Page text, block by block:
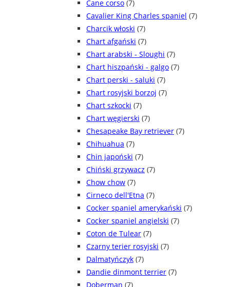
Cane corso (7)
Cavalier King Charles spaniel (7)
Charcik włoski (7)
Chart afgański (7)
Chart arabski - Sloughi (7)
Chart hiszpański - galgo (7)
Chart perski - saluki (7)
Chart rosyjski borzoj (7)
Chart szkocki (7)
Chart węgierski (7)
Chesapeake Bay retriever (7)
Chihuahua (7)
Chin japoński (7)
Chiński grzywacz (7)
Chow chow (7)
Cirneco dell'Etna (7)
Cocker spaniel amerykański (7)
Cocker spaniel angielski (7)
Coton de Tulear (7)
Czarny terier rosyjski (7)
Dalmatyńczyk (7)
Dandie dinmont terrier (7)
Doberman (7)